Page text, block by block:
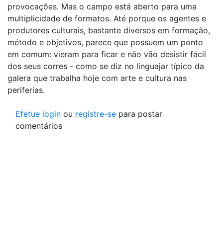
provocações. Mas o campo está aberto para uma
multiplicidade de formatos. Até porque os agentes e
produtores culturais, bastante diversos em formação,
método e objetivos, parece que possuem um ponto
em comum: vieram para ficar e não vão desistir fácil
dos seus corres - como se diz no linguajar típico da
galera que trabalha hoje com arte e cultura nas
periferias.
Efetue login ou registre-se para postar
comentários